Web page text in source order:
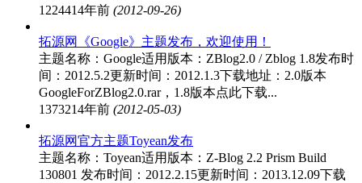
1224414年前 (2012-09-26)
拓源网《Google》主题发布，欢迎使用！
主题名称：Google适用版本：ZBlog2.0 / Zblog 1.8发布时
间：2012.5.2更新时间：2012.1.3下载地址：2.0版本
GoogleForZBlog2.0.rar，1.8版本点此下载...
1373214年前 (2012-05-03)
拓源网官方主题Toyean发布
主题名称：Toyean适用版本：Z-Blog 2.2 Prism Build
130801 发布时间：2012.2.15更新时间：2013.12.09下载